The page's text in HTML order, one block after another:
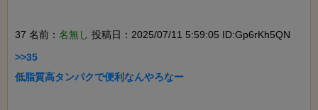
37 名前： 名無し 投稿日：2025/07/11 5:59:05 ID:Gp6rKh5QN
>>35
低脂質高タンパクで便利なんやろなー